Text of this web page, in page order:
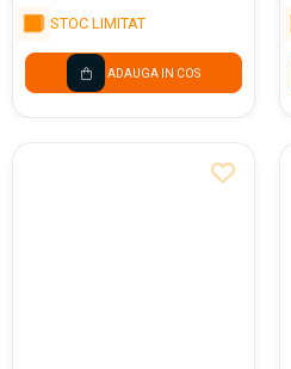
STOC LIMITAT
ADAUGA IN COS